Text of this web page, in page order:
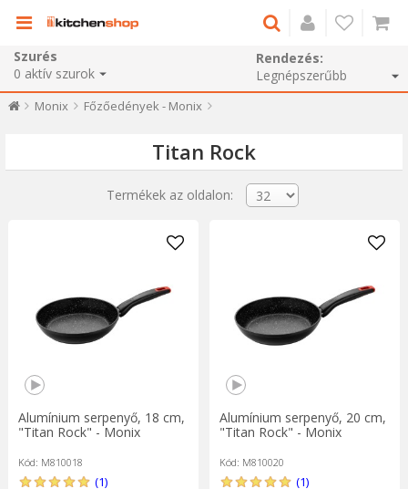
Szurés
0 aktív szurok
Rendezés:
Monix Főzőedények - Monix
Titan Rock
Termékek az oldalon:
Alumínium serpenyő, 18 cm,
"Titan Rock" - Monix
Kód: M810018
(1)
Alumínium serpenyő, 20 cm,
"Titan Rock" - Monix
Kód: M810020
(1)